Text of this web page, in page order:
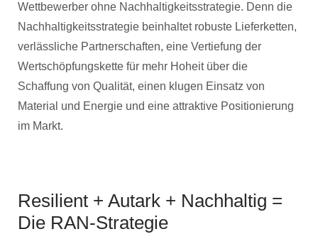
Wettbewerber ohne Nachhaltigkeitsstrategie. Denn die
Nachhaltigkeitsstrategie beinhaltet robuste Lieferketten,
verlässliche Partnerschaften, eine Vertiefung der
Wertschöpfungskette für mehr Hoheit über die
Schaffung von Qualität, einen klugen Einsatz von
Material und Energie und eine attraktive Positionierung
im Markt.
Resilient + Autark + Nachhaltig =
Die RAN-Strategie